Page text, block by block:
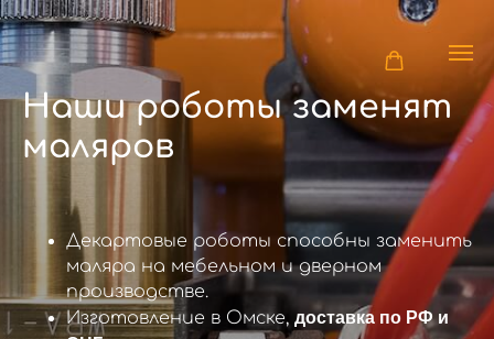
Наши роботы заменят
маляров
Декартовые роботы способны заменить
маляра на мебельном и дверном
производстве.
Изготовление в Омске, доставка по РФ и